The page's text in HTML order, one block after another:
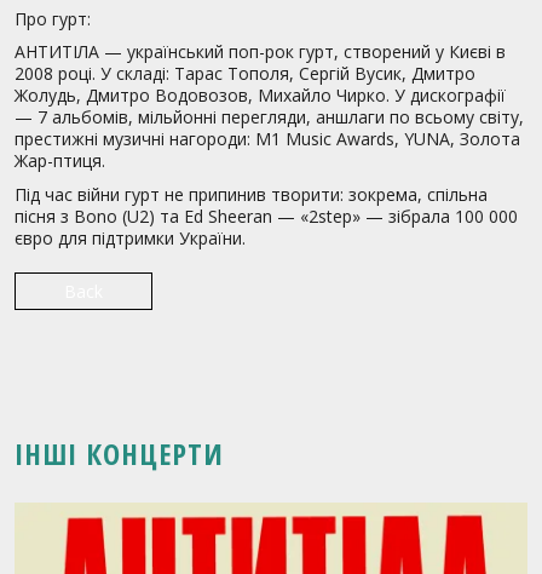
Про гурт:
АНТИТІЛА — український поп-рок гурт, створений у Києві в
2008 році. У складі: Тарас Тополя, Сергій Вусик, Дмитро
Жолудь, Дмитро Водовозов, Михайло Чирко. У дискографії
— 7 альбомів, мільйонні перегляди, аншлаги по всьому світу,
престижні музичні нагороди: M1 Music Awards, YUNA, Золота
Жар-птиця.
Під час війни гурт не припинив творити: зокрема, спільна
пісня з Bono (U2) та Ed Sheeran — «2step» — зібрала 100 000
євро для підтримки України.
ІНШІ КОНЦЕРТИ